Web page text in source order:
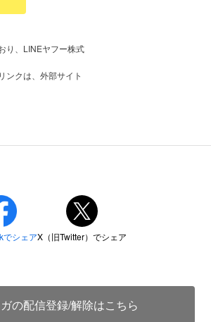
り、LINEヤフー株式
ンクは、外部サイト
の配信登録/解除はこちら